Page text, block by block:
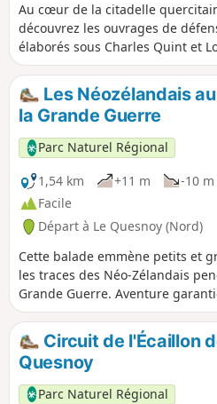
Au cœur de la citadelle
découvrez les ouvrages de
élaborés sous Charles Quint et
XIV.
Les Néozélandais
la Grande Guerre
Parc Naturel Régional
1,54 km
+11 m -10 m
Facile
Départ à Le Quesnoy (Nord)
Cette balade emmène petits et
les traces des Néo-Zélandais
Grande Guerre. Aventure
d’une enquête composée de
jeux, explorez les remparts.
Circuit de l'Écaillon
Quesnoy
Parc Naturel Régional